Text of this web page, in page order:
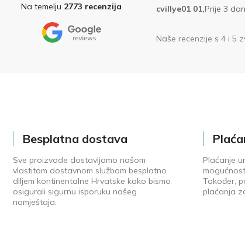
Na temelju 2773 recenzija
cvillye01 01,Prije 3
Naše recenzije s 4 i 5
Besplatna dostava
Sve proizvode dostavljamo našom
vlastitom dostavnom službom besplatno
diljem kontinentalne Hrvatske kako bismo
osigurali sigurnu isporuku našeg
namještaja.
Plaćanje
Također,
plaćanja